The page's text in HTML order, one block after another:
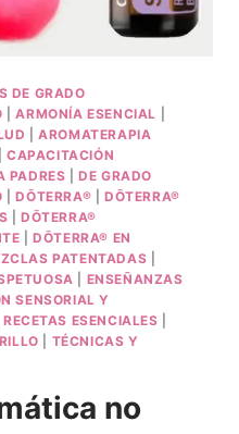
DE GRADO
|ARMONÍA ESENCIAL
|AROMATERAPIA
|CAPACITACIÓN
PADRES |DE GRADO
|DŌTERRA® |DŌTERRA®
|DŌTERRA®
|DŌTERRA® EN
PATENTADAS
ENSEÑANZAS
SENSORIAL Y
RECETAS ESENCIALES
TÉCNICAS Y
no